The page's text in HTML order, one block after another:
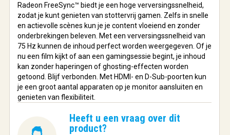
Radeon FreeSync™ biedt je een hoge verversingssnelheid,
zodat je kunt genieten van stottervrij gamen. Zelfs in snelle
en actievolle scènes kun je je content vloeiend en zonder
onderbrekingen beleven. Met een verversingssnelheid van
75 Hz kunnen de inhoud perfect worden weergegeven. Of je
nu een film kijkt of aan een gamingsessie begint, je inhoud
kan zonder haperingen of ghosting-effecten worden
getoond. Blijf verbonden. Met HDMI- en D-Sub-poorten kun
je een groot aantal apparaten op je monitor aansluiten en
genieten van flexibiliteit.
Heeft u een vraag over dit
product?